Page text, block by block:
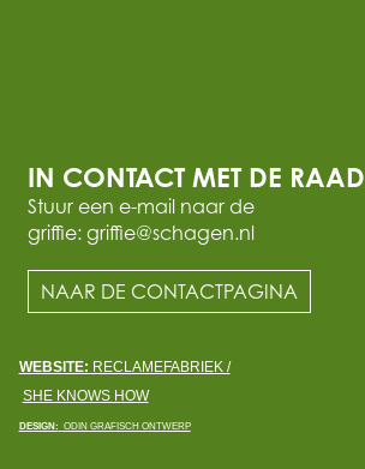
IN CONTACT MET DE RAAD
Stuur een e-mail naar de
griffie: griffie@schagen.nl
NAAR DE CONTACTPAGINA
WEBSITE: RECLAMEFABRIEK /
SHE KNOWS HOW
DESIGN: ODIN GRAFISCH ONTWERP